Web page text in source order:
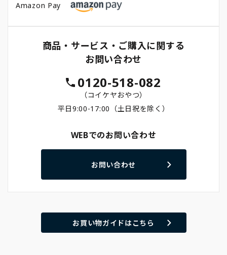
Amazon Pay
商品・サービス・ご購入に関する
お問い合わせ
0120-518-082
（コイケヤおやつ）
平日9:00-17:00（土日祝を除く）
WEBでのお問い合わせ
お問い合わせ
お買い物ガイドはこちら